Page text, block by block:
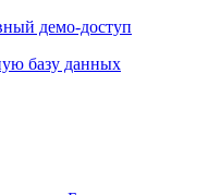
демо-доступ
базу данных